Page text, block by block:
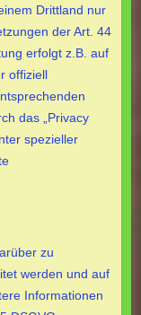
Drittland nur
der Art. 44
erfolgt z.B. auf
offiziell
das „Privacy
spezieller
zu
werden und auf
Informationen